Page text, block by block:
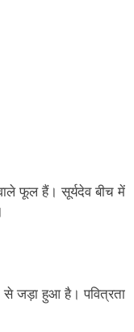
फूल हैं। सूर्यदेव बीच में
से जड़ा हुआ है। पवित्रता